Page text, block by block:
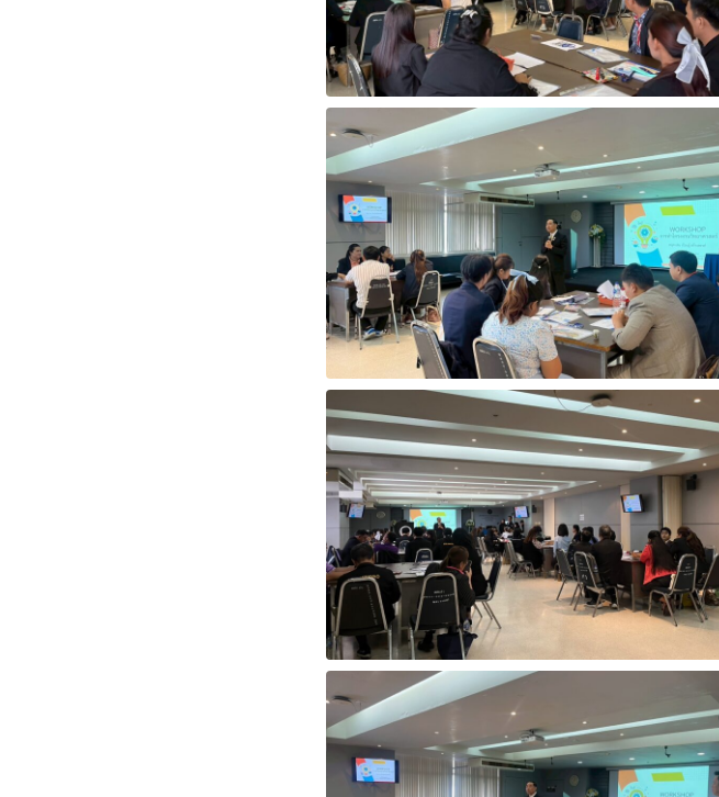
Search
for: